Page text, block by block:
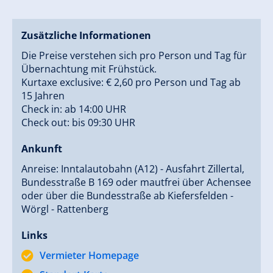
Zusätzliche Informationen
Die Preise verstehen sich pro Person und Tag für
Übernachtung mit Frühstück.
Kurtaxe exclusive: € 2,60 pro Person und Tag ab
15 Jahren
Check in: ab 14:00 UHR
Check out: bis 09:30 UHR
Ankunft
Anreise: Inntalautobahn (A12) - Ausfahrt Zillertal,
Bundesstraße B 169 oder mautfrei über Achensee
oder über die Bundesstraße ab Kiefersfelden -
Wörgl - Rattenberg
Links
Vermieter Homepage